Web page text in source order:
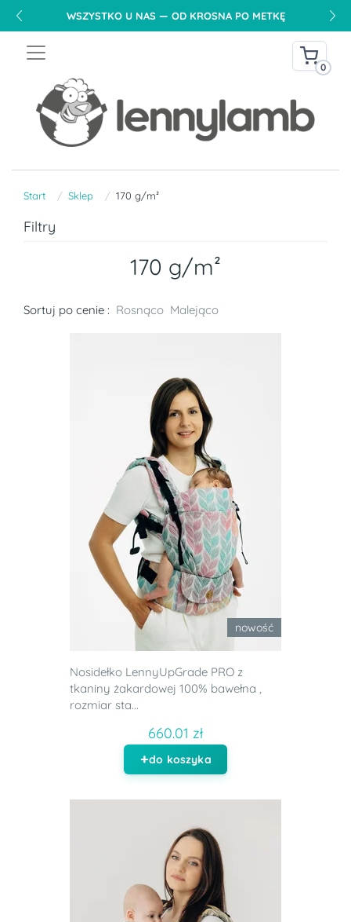
DARMOWA DOSTAWA NA TERENIE POLSKI OD 240 PLN
0
Start Sklep 170 g/m²
Filtry
170 g/m²
Sortuj po cenie : Rosnąco Malejąco
nowość
Nosidełko LennyUpGrade PRO z
tkaniny żakardowej 100% bawełna ,
rozmiar sta...
660.01 zł
do koszyka